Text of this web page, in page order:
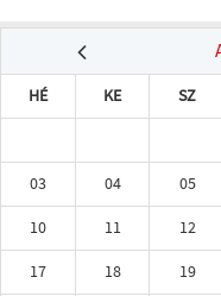
HÉ KE SZ
03
04 05
10
11 12
17
18 19